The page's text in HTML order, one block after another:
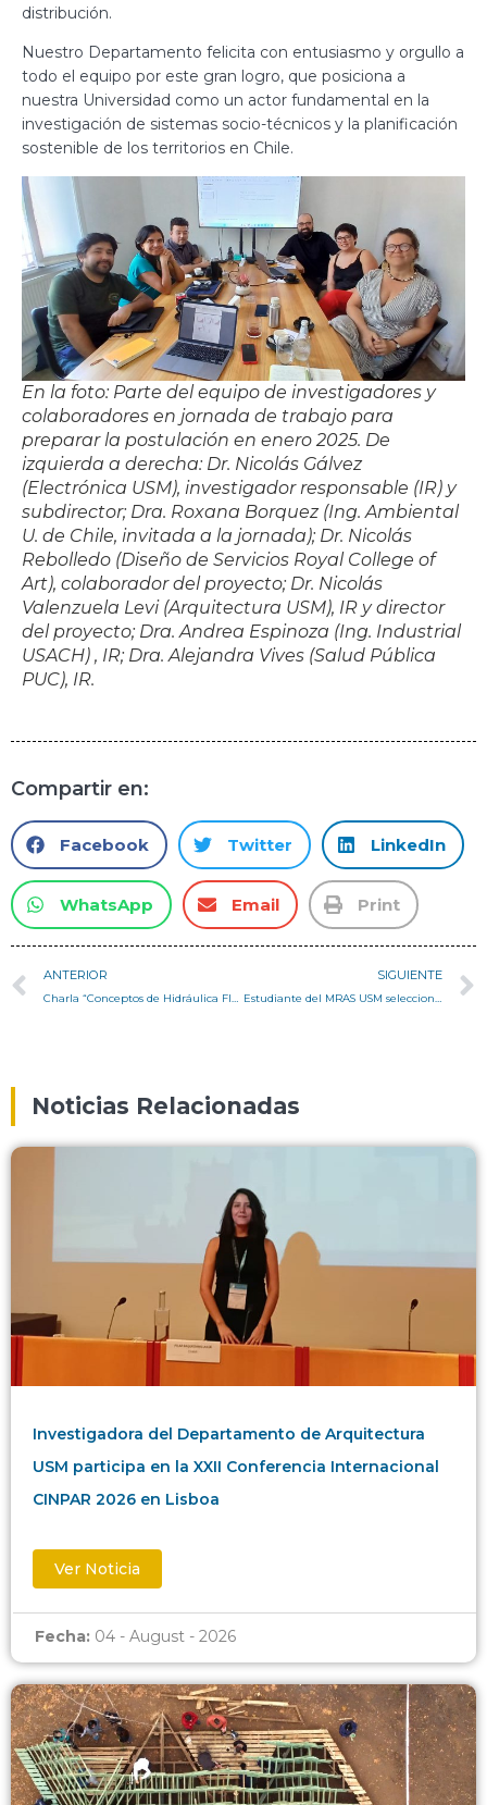
distribución.
Nuestro Departamento felicita con entusiasmo y orgullo a
todo el equipo por este gran logro, que posiciona a
nuestra Universidad como un actor fundamental en la
investigación de sistemas socio-técnicos y la planificación
sostenible de los territorios en Chile.
En la foto: Parte del equipo de investigadores y
colaboradores en jornada de trabajo para
preparar la postulación en enero 2025. De
izquierda a derecha: Dr. Nicolás Gálvez
(Electrónica USM), investigador responsable (IR) y
subdirector; Dra. Roxana Borquez (Ing. Ambiental
U. de Chile, invitada a la jornada); Dr. Nicolás
Rebolledo (Diseño de Servicios Royal College of
Art), colaborador del proyecto; Dr. Nicolás
Valenzuela Levi (Arquitectura USM), IR y director
del proyecto; Dra. Andrea Espinoza (Ing. Industrial
USACH) , IR; Dra. Alejandra Vives (Salud Pública
PUC), IR.
Compartir en:
Facebook Twitter LinkedIn
WhatsApp Email Print
ANTERIOR
Charla “Conceptos de Hidráulica Fluvial para el Diseño de Intervención de Cauces” en el Taller Avanzado Paisajes Restauradores
SIGUIENTE
Estudiante del MRAS USM seleccionado en el Programa de Incentivo a la Iniciación Científica por investigación en fabricación robotizada aplicada al patrimonio
Noticias Relacionadas
Investigadora del Departamento de Arquitectura
USM participa en la XXII Conferencia Internacional
CINPAR 2026 en Lisboa
Ver Noticia
Fecha: 04 - August - 2026